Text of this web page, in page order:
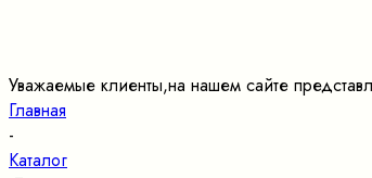
Уважаемые клиенты,на нашем сайте
Главная
-
Каталог